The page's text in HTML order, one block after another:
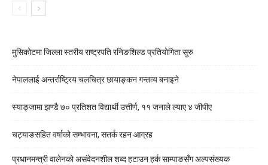
मुसिकोटमा जिल्ला स्तरीय राष्ट्रपति रनिङशिल्ड प्रतियोगिता सुरु
नेपाललाई अन्तर्राष्ट्रिय चलचित्र छायाङ्कन गन्तव्य बनाइने
स्याङ्जामा झण्डै ७० प्रतिशत विद्यार्थी उत्तीर्ण, ११ जनाले ल्याए ४ जीपीए
चट्याङसहित वर्षाको सम्भावना, सतर्क रहन आग्रह
प्रधानमन्त्री वालेनको असंवेदनशील शब्द हटाउन हर्क साम्पाङसँग अल्पसंख्यक